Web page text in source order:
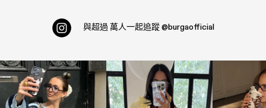
與超過 萬人一起追蹤 @burgaofficial